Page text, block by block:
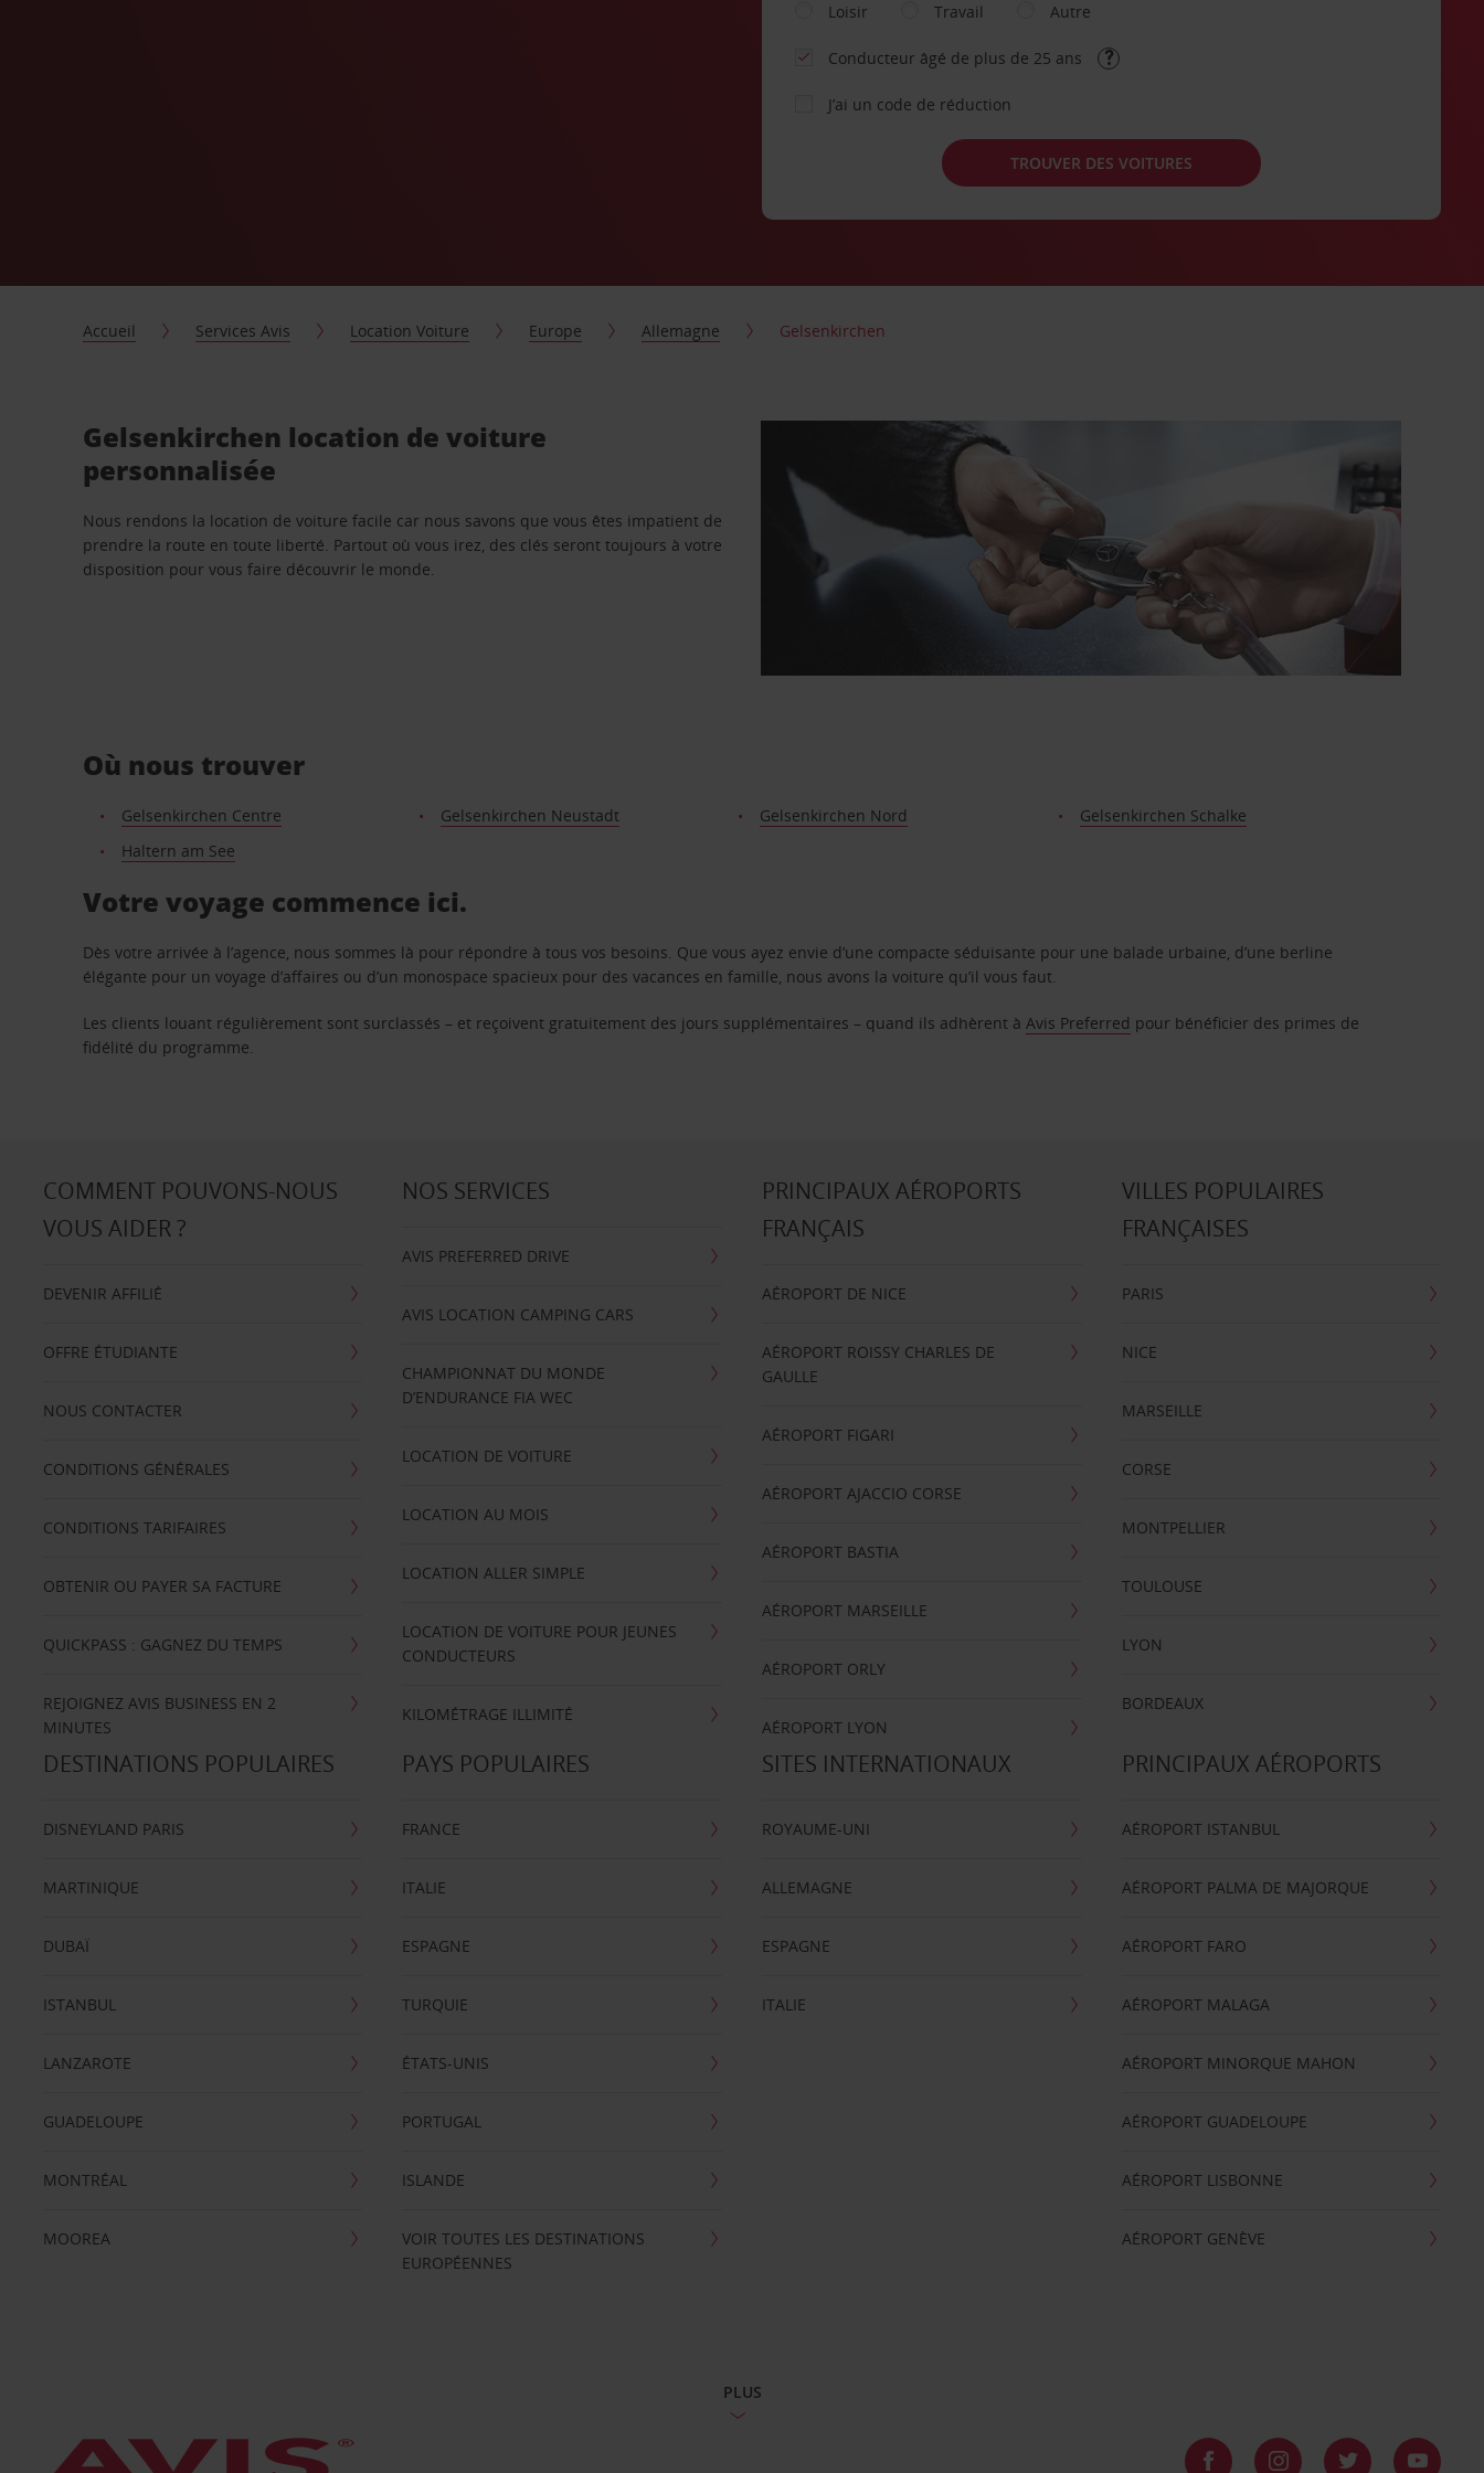
Loisir
Travail Autre
Conducteur âgé de plus de 25 ans
J’ai un code de réduction
TROUVER DES VOITURES
Accueil Services Avis Location Voiture Europe Allemagne Gelsenkirchen
Gelsenkirchen location de voiture
personnalisée
Nous rendons la location de voiture facile car nous savons que vous êtes impatient de
prendre la route en toute liberté. Partout où vous irez, des clés seront toujours à votre
disposition pour vous faire découvrir le monde.
Où nous trouver
Gelsenkirchen Centre Gelsenkirchen Neustadt Gelsenkirchen Nord
Gelsenkirchen Schalke
Haltern am See
Votre voyage commence ici.
Dès votre arrivée à l’agence, nous sommes là pour répondre à tous vos besoins. Que vous ayez envie d’une compacte séduisante pour une balade urbaine, d’une berline
élégante pour un voyage d’affaires ou d’un monospace spacieux pour des vacances en famille, nous avons la voiture qu’il vous faut.
Les clients louant régulièrement sont surclassés – et reçoivent gratuitement des jours supplémentaires – quand ils adhèrent àAvis Preferred pour bénéficier des primes de
fidélité du programme.
COMMENT POUVONS-NOUS
VOUS AIDER ?
DEVENIR AFFILIÉ
OFFRE ÉTUDIANTE
NOUS CONTACTER
CONDITIONS GÉNÉRALES
CONDITIONS TARIFAIRES
OBTENIR OU PAYER SA FACTURE
QUICKPASS : GAGNEZ DU TEMPS
REJOIGNEZ AVIS BUSINESS EN 2
MINUTES
NOS SERVICES
AVIS PREFERRED DRIVE
AVIS LOCATION CAMPING CARS
CHAMPIONNAT DU MONDE
D’ENDURANCE FIA WEC
LOCATION DE VOITURE
LOCATION AU MOIS
LOCATION ALLER SIMPLE
LOCATION DE VOITURE POUR JEUNES
CONDUCTEURS
KILOMÉTRAGE ILLIMITÉ
PRINCIPAUX AÉROPORTS
FRANÇAIS
AÉROPORT DE NICE
AÉROPORT ROISSY CHARLES DE
GAULLE
AÉROPORT FIGARI
AÉROPORT AJACCIO CORSE
AÉROPORT BASTIA
AÉROPORT MARSEILLE
AÉROPORT ORLY
AÉROPORT LYON
VILLES POPULAIRES
FRANÇAISES
PARIS
NICE
MARSEILLE
CORSE
MONTPELLIER
TOULOUSE
LYON
BORDEAUX
DESTINATIONS POPULAIRES
DISNEYLAND PARIS
MARTINIQUE
DUBAÏ
ISTANBUL
LANZAROTE
GUADELOUPE
MONTRÉAL
MOOREA
PAYS POPULAIRES
FRANCE
ITALIE
ESPAGNE
TURQUIE
ÉTATS-UNIS
PORTUGAL
ISLANDE
VOIR TOUTES LES DESTINATIONS
EUROPÉENNES
SITES INTERNATIONAUX
ROYAUME-UNI
ALLEMAGNE
ESPAGNE
ITALIE
PRINCIPAUX AÉROPORTS
AÉROPORT ISTANBUL
AÉROPORT PALMA DE MAJORQUE
AÉROPORT FARO
AÉROPORT MALAGA
AÉROPORT MINORQUE MAHON
AÉROPORT GUADELOUPE
AÉROPORT LISBONNE
AÉROPORT GENÈVE
PLUS